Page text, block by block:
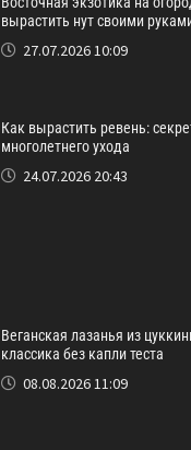
вырастить нут своими
27.07.2026 10:09
Как вырастить ревень:
многолетнего ухода
24.07.2026 20:43
Веганская лазанья из
классика без капли теста
08.08.2026 11:09